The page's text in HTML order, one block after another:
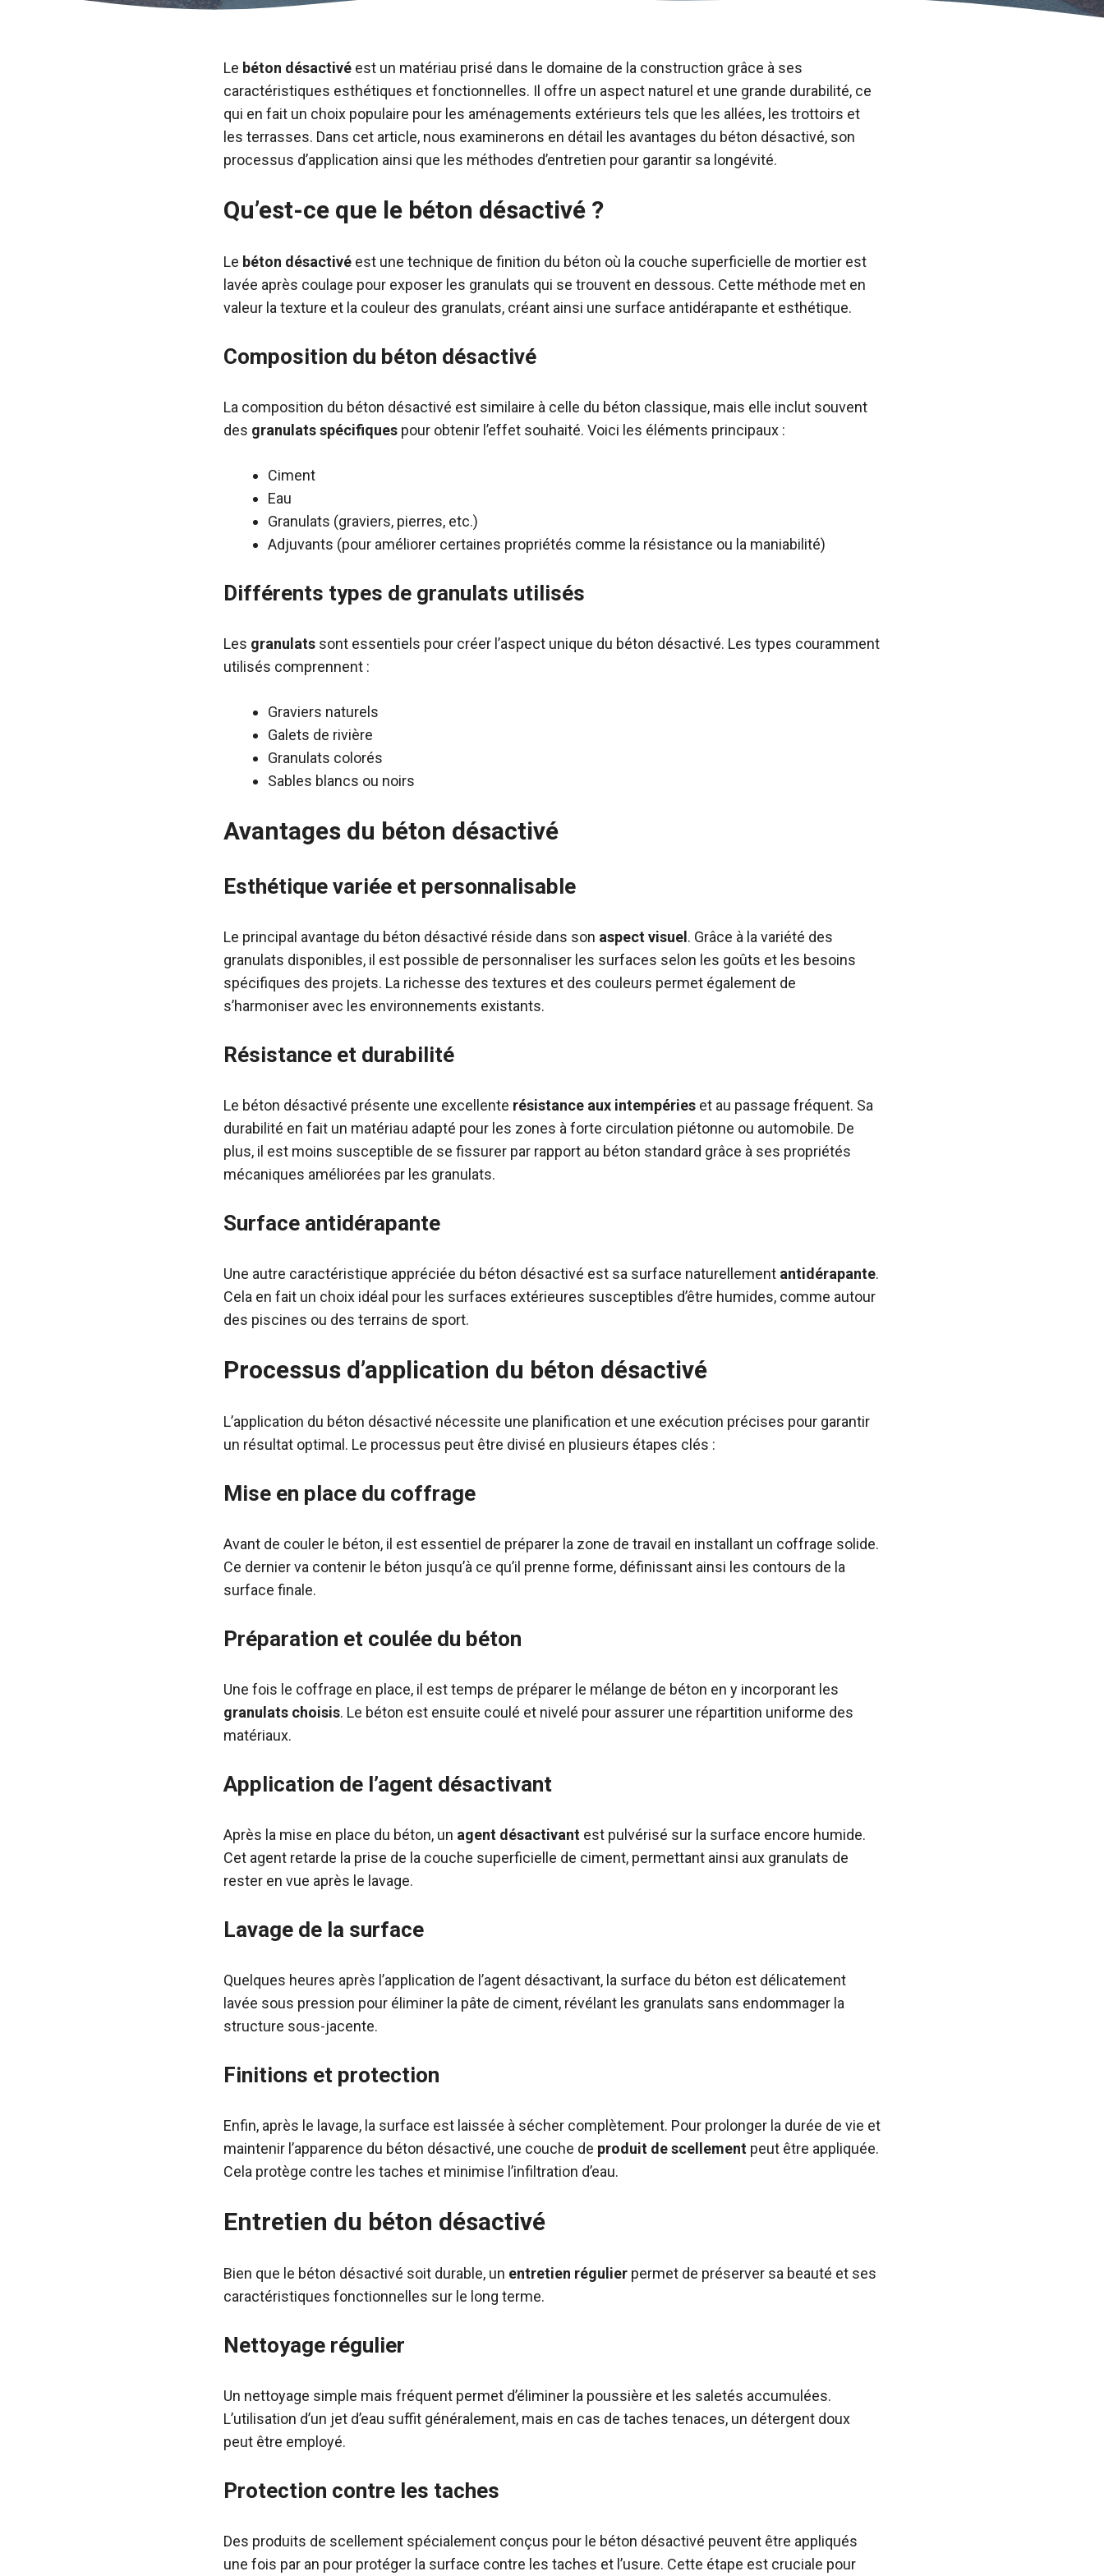
Le béton désactivé est un matériau prisé dans le domaine de la construction grâce à ses
caractéristiques esthétiques et fonctionnelles. Il offre un aspect naturel et une grande durabilité, ce
qui en fait un choix populaire pour les aménagements extérieurs tels que les allées, les trottoirs et
les terrasses. Dans cet article, nous examinerons en détail les avantages du béton désactivé, son
processus d’application ainsi que les méthodes d’entretien pour garantir sa longévité.
Qu’est-ce que le béton désactivé ?
Le béton désactivé est une technique de finition du béton où la couche superficielle de mortier est
lavée après coulage pour exposer les granulats qui se trouvent en dessous. Cette méthode met en
valeur la texture et la couleur des granulats, créant ainsi une surface antidérapante et esthétique.
Composition du béton désactivé
La composition du béton désactivé est similaire à celle du béton classique, mais elle inclut souvent
des granulats spécifiques pour obtenir l’effet souhaité. Voici les éléments principaux :
Ciment
Eau
Granulats (graviers, pierres, etc.)
Adjuvants (pour améliorer certaines propriétés comme la résistance ou la maniabilité)
Différents types de granulats utilisés
Les granulats sont essentiels pour créer l’aspect unique du béton désactivé. Les types couramment
utilisés comprennent :
Graviers naturels
Galets de rivière
Granulats colorés
Sables blancs ou noirs
Avantages du béton désactivé
Esthétique variée et personnalisable
Le principal avantage du béton désactivé réside dans son aspect visuel . Grâce à la variété des
granulats disponibles, il est possible de personnaliser les surfaces selon les goûts et les besoins
spécifiques des projets. La richesse des textures et des couleurs permet également de
s’harmoniser avec les environnements existants.
Résistance et durabilité
Le béton désactivé présente une excellente résistance aux intempéries et au passage fréquent. Sa
durabilité en fait un matériau adapté pour les zones à forte circulation piétonne ou automobile. De
plus, il est moins susceptible de se fissurer par rapport au béton standard grâce à ses propriétés
mécaniques améliorées par les granulats.
Surface antidérapante
Une autre caractéristique appréciée du béton désactivé est sa surface naturellement antidérapante.
Cela en fait un choix idéal pour les surfaces extérieures susceptibles d’être humides, comme autour
des piscines ou des terrains de sport.
Processus d’application du béton désactivé
L’application du béton désactivé nécessite une planification et une exécution précises pour garantir
un résultat optimal. Le processus peut être divisé en plusieurs étapes clés :
Mise en place du coffrage
Avant de couler le béton, il est essentiel de préparer la zone de travail en installant un coffrage solide.
Ce dernier va contenir le béton jusqu’à ce qu’il prenne forme, définissant ainsi les contours de la
surface finale.
Préparation et coulée du béton
Une fois le coffrage en place, il est temps de préparer le mélange de béton en y incorporant les
granulats choisis. Le béton est ensuite coulé et nivelé pour assurer une répartition uniforme des
matériaux.
Application de l’agent désactivant
Après la mise en place du béton, un agent désactivant est pulvérisé sur la surface encore humide.
Cet agent retarde la prise de la couche superficielle de ciment, permettant ainsi aux granulats de
rester en vue après le lavage.
Lavage de la surface
Quelques heures après l’application de l’agent désactivant, la surface du béton est délicatement
lavée sous pression pour éliminer la pâte de ciment, révélant les granulats sans endommager la
structure sous-jacente.
Finitions et protection
Enfin, après le lavage, la surface est laissée à sécher complètement. Pour prolonger la durée de vie et
maintenir l’apparence du béton désactivé, une couche de produit de scellement peut être appliquée.
Cela protège contre les taches et minimise l’infiltration d’eau.
Entretien du béton désactivé
Bien que le béton désactivé soit durable, un entretien régulier permet de préserver sa beauté et ses
caractéristiques fonctionnelles sur le long terme.
Nettoyage régulier
Un nettoyage simple mais fréquent permet d’éliminer la poussière et les saletés accumulées.
L’utilisation d’un jet d’eau suffit généralement, mais en cas de taches tenaces, un détergent doux
peut être employé.
Protection contre les taches
Des produits de scellement spécialement conçus pour le béton désactivé peuvent être appliqués
une fois par an pour protéger la surface contre les taches et l’usure. Cette étape est cruciale pour